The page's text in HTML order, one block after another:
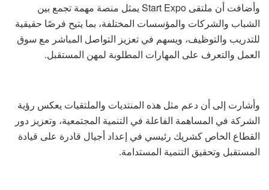
وأضافت أن ملتقى Start Expo يمثل منصة مهمة تجمع بين
الشباب والشركات والمؤسسات المختلفة، بما يتيح فرصًا حقيقية
للتدريب والتوظيف، ويسهم في تعزيز التواصل المباشر مع سوق
العمل والتعرف على المهارات المطلوبة لمهن المستقبل.
وأشارت إلى أن دعم مثل هذه المنتديات والملتقيات يعكس رؤية
الشركة في المساهمة الفاعلة في التنمية المجتمعية، وتعزيز دور
القطاع الخاص كشريك رئيسي في إعداد أجيال قادرة على قيادة
المستقبل وتحقيق التنمية المستدامة.